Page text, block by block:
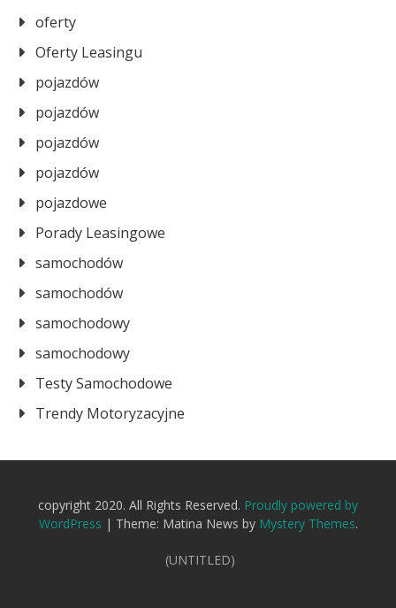
oferty
Oferty Leasingu
pojazdów
pojazdów
pojazdów
pojazdów
pojazdowe
Porady Leasingowe
samochodów
samochodów
samochodowy
samochodowy
Testy Samochodowe
Trendy Motoryzacyjne
copyright 2020. All Rights Reserved. Proudly powered by
WordPress | Theme: Matina News by Mystery Themes.
(UNTITLED)